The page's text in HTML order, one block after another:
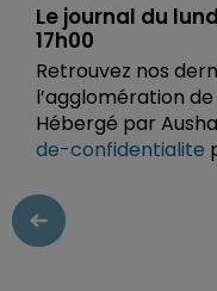
Le journal du
17h00
Retrouvez nos
l’agglomération
Hébergé par
de-confidentialite